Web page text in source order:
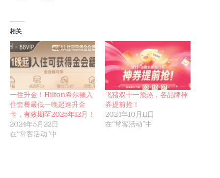
相关
一住升金！Hilton希尔顿入
住套餐最低一晚起速升金
卡，有效期至2025年12月！
2024年5月22日
在“常客活动”中
飞猪双十一预热，各品牌神
券提前抢！
2024年10月11日
在“常客活动”中